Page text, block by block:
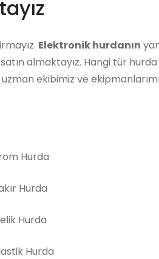
Elektronik hurdanın
almaktayız. Hangi tür
ekibimiz ve
Hurda
Hurda
Hurda
Hurda